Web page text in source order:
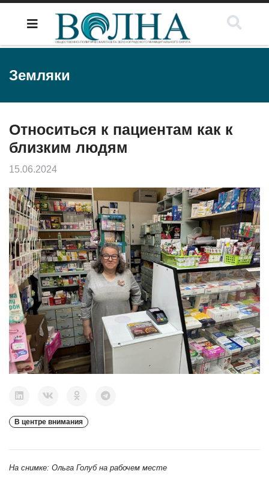
Земляки
Относиться к пациентам как к
близким людям
15.06.2024
В центре внимания
На снимке: Ольга Голуб на рабочем месте